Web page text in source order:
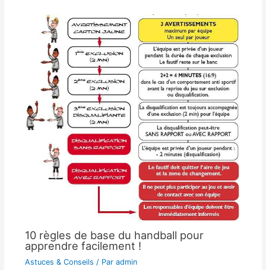
10 règles de base du handball pour
apprendre facilement !
Astuces & Conseils / Par admin